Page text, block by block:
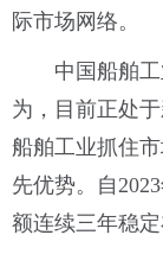
际市场网络。
中国船舶
为，目前正处
船舶工业抓住
先优势。自
额连续三年稳定